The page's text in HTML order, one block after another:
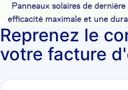
Panneaux solaires de
efficacité maximale et une
Reprenez le
votre facture